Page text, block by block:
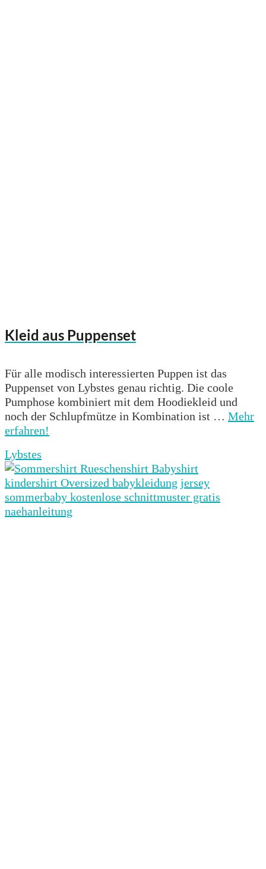
Kleid aus Puppenset
Für alle modisch interessierten Puppen ist das
Puppenset von Lybstes genau richtig. Die coole
Pumphose kombiniert mit dem Hoodiekleid und
noch der Schlupfmütze in Kombination ist … Mehr
erfahren!
Lybstes